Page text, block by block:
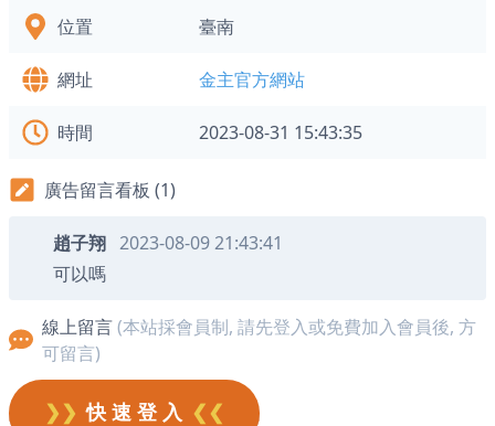
位置 臺南
網址 金主官方網站
時間 2023-08-31 15:43:35
廣告留言看板 (1)
趙子翔 2023-08-09 21:43:41
可以嗎
線上留言(本站採會員制, 請先登入或免費加入會員後, 方
可留言)
❯❯ 快 速 登 入 ❮❮